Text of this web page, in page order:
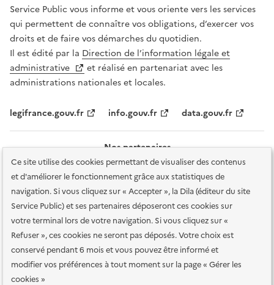
Ce site utilise des cookies permettant de visualiser des contenus
et d'améliorer le fonctionnement grâce aux statistiques de
navigation. Si vous cliquez sur « Accepter », la Dila (éditeur du site
Service Public) et ses partenaires déposeront ces cookies sur
votre terminal lors de votre navigation. Si vous cliquez sur «
Refuser », ces cookies ne seront pas déposés. Votre choix est
conservé pendant 6 mois et vous pouvez être informé et
modifier vos préférences à tout moment sur la page « Gérer les
cookies »
Service Public vous informe et vous oriente vers les services
qui permettent de connaître vos obligations, d’exercer vos
droits et de faire vos démarches du quotidien.
Il est édité par la Direction de l’information légale et
administrative
et réalisé en partenariat avec les
administrations nationales et locales.
legifrance.gouv.fr info.gouv.fr data.gouv.fr
Nos partenaires
Plan du site Accessibilité : totalement conforme
Accessibilité des
services en ligne Mentions légales Données personnelles et sécurité
Conditions générales d'utilisation Gestion des cookies